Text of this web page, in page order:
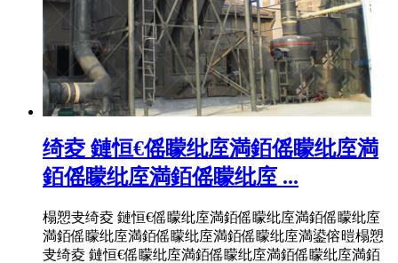
绮夌 鏈恒€傜矇纰庢満銆傜矇纰庢満
銆傜矇纰庢満銆傜矇纰庢 ...
榻愬叏绮夌 鏈恒€傜矇纰庢満銆傜矇纰庢満銆傜矇纰庢
満銆傜矇纰庢満銆傜矇纰庢満銆傜矇纰庢満鍙傛暟榻愬
叏绮夌 鏈恒€傜矇纰庢満銆傜矇纰庢満銆傜矇纰庢満銆